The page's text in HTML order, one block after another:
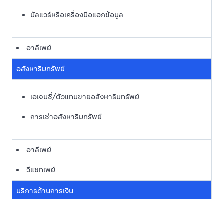
มัลแวร์หรือเครื่องมือแฮกข้อมูล
อาลีเพย์
อสังหาริมทรัพย์
เอเจนซี่/ตัวแทนขายอสังหาริมทรัพย์
การเช่าอสังหาริมทรัพย์
อาลีเพย์
วีแชทเพย์
บริการด้านการเงิน